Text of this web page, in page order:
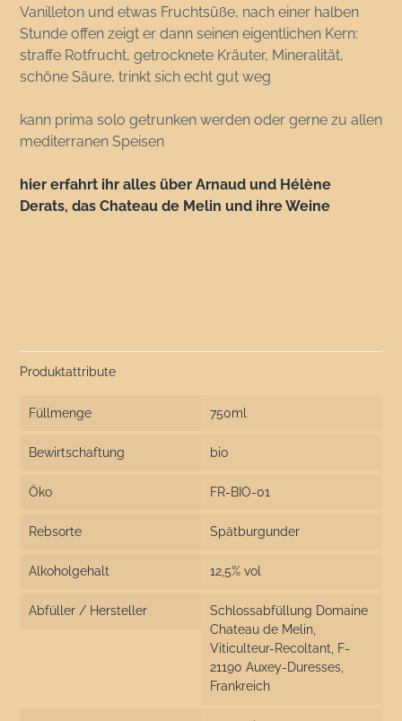
Vanilleton und etwas Fruchtsüße, nach einer halben
Stunde offen zeigt er dann seinen eigentlichen Kern:
straffe Rotfrucht, getrocknete Kräuter, Mineralität,
schöne Säure, trinkt sich echt gut weg
kann prima solo getrunken werden oder gerne zu allen
mediterranen Speisen
hier erfahrt ihr alles über Arnaud und Hélène
Derats, das Chateau de Melin und ihre Weine
Produktattribute
Füllmenge 750ml
Bewirtschaftung bio
Öko FR-BIO-01
Rebsorte Spätburgunder
Alkoholgehalt 12,5% vol
Abfüller / Hersteller
Schlossabfüllung Domaine
Chateau de Melin,
Viticulteur-Recoltant, F-
21190 Auxey-Duresses,
Frankreich